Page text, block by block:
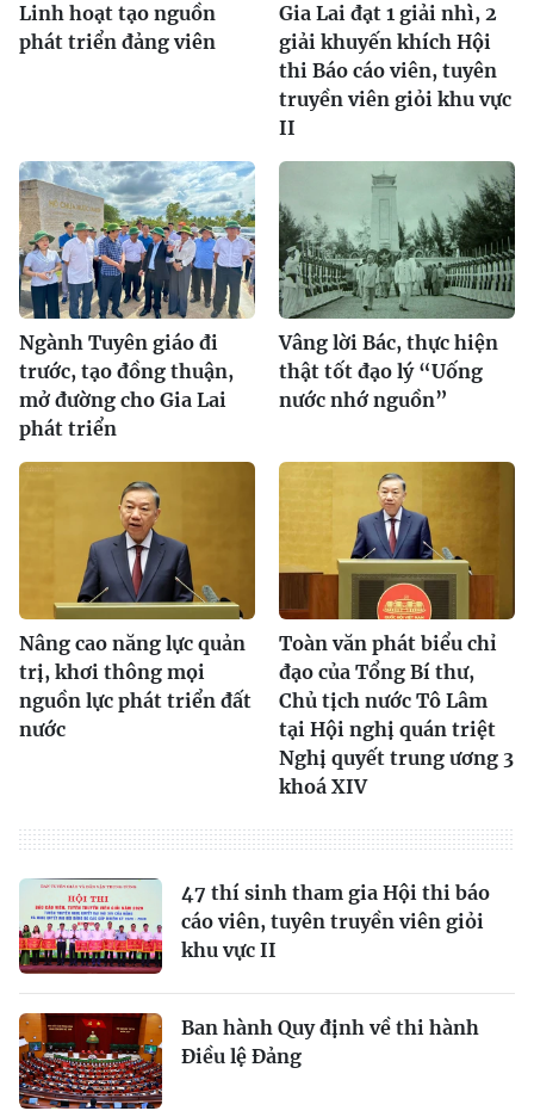
Linh hoạt tạo nguồn
phát triển đảng viên
Gia Lai đạt 1 giải nhì, 2
giải khuyến khích Hội
thi Báo cáo viên, tuyên
truyền viên giỏi khu vực
II
Ngành Tuyên giáo đi
trước, tạo đồng thuận,
mở đường cho Gia Lai
phát triển
Vâng lời Bác, thực hiện
thật tốt đạo lý “Uống
nước nhớ nguồn”
Nâng cao năng lực quản
trị, khơi thông mọi
nguồn lực phát triển đất
nước
Toàn văn phát biểu chỉ
đạo của Tổng Bí thư,
Chủ tịch nước Tô Lâm
tại Hội nghị quán triệt
Nghị quyết trung ương 3
khoá XIV
47 thí sinh tham gia Hội thi báo
cáo viên, tuyên truyền viên giỏi
khu vực II
Ban hành Quy định về thi hành
Điều lệ Đảng